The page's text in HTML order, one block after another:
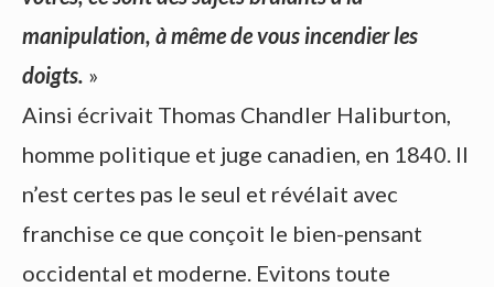
manipulation, à même de vous incendier les
doigts. »
Ainsi écrivait Thomas Chandler Haliburton,
homme politique et juge canadien, en 1840. Il
n’est certes pas le seul et révélait avec
franchise ce que conçoit le bien-pensant
occidental et moderne. Evitons toute